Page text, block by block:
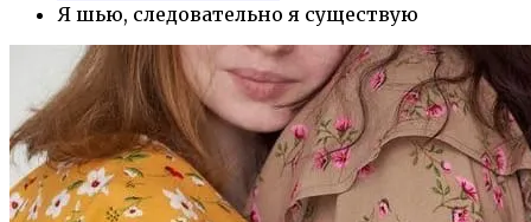
Я шью, следовательно я существую